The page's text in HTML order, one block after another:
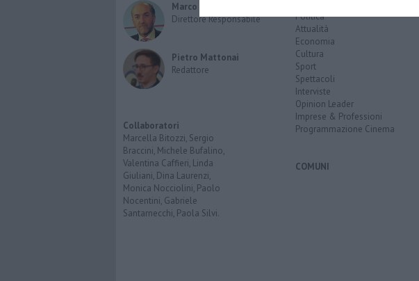
Marco Migli
Direttore Responsabile
Pietro Mattonai
Redattore
Collaboratori
Marcella Bitozzi, Sergio
Braccini, Michele Bufalino,
Valentina Caffieri, Linda
Giuliani, Dina Laurenzi,
Monica Nocciolini, Paolo
Nocentini, Gabriele
Santarnecchi, Paola Silvi.
Politica
Attualità
Economia
Cultura
Sport
Spettacoli
Interviste
Opinion Leader
Imprese & Professioni
Programmazione Cinema
COMUNI